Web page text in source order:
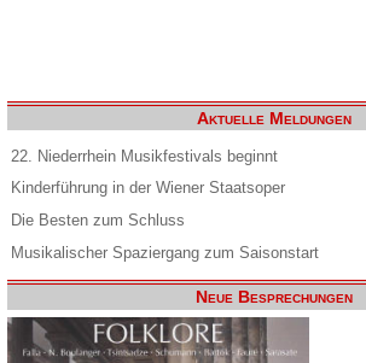
Aktuelle Meldungen
22. Niederrhein Musikfestivals beginnt
Kinderführung in der Wiener Staatsoper
Die Besten zum Schluss
Musikalischer Spaziergang zum Saisonstart
Neue Besprechungen